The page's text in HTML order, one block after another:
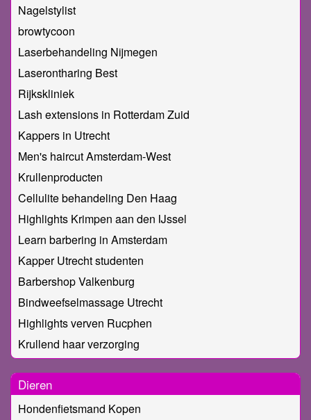
Nagelstylist
browtycoon
Laserbehandeling Nijmegen
Laserontharing Best
Rijkskliniek
Lash extensions in Rotterdam Zuid
Kappers in Utrecht
Men's haircut Amsterdam-West
Krullenproducten
Cellulite behandeling Den Haag
Highlights Krimpen aan den IJssel
Learn barbering in Amsterdam
Kapper Utrecht studenten
Barbershop Valkenburg
Bindweefselmassage Utrecht
Highlights verven Rucphen
Krullend haar verzorging
Dieren
Hondenfietsmand Kopen